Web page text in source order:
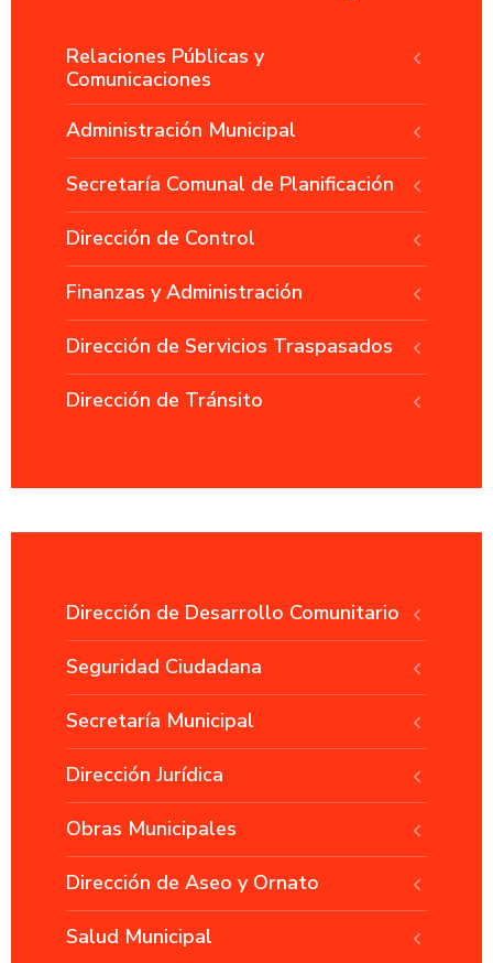
Relaciones Públicas y
Comunicaciones
Administración Municipal
Secretaría Comunal de Planificación
Dirección de Control
Finanzas y Administración
Dirección de Servicios Traspasados
Dirección de Tránsito
Dirección de Desarrollo Comunitario
Seguridad Ciudadana
Secretaría Municipal
Dirección Jurídica
Obras Municipales
Dirección de Aseo y Ornato
Salud Municipal